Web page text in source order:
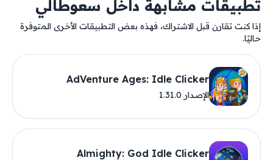
تطبيقات مشابهة داخل سعوطالي
إذا كنت تقارن قبل الاشتراك، فهذه بعض التطبيقات الأخرى المتوفرة
حاليًا.
AdVenture Ages: Idle Clicker
الإصدار 1.31.0
Almighty: God Idle Clicker